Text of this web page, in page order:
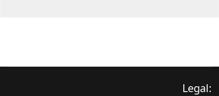
Legal: